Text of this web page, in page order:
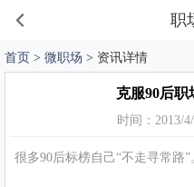
职
首页 > 微职场 > 资讯详情
克服90后职
时间：2013/
很多90后标榜自己“不走寻常路”